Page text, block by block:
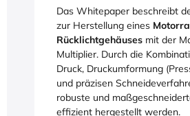
Das Whitepaper beschreibt
zur Herstellung eines
Rücklichtgehäuses mit der
Multiplier. Durch die
Druck, Druckumformung
und präzisen
robuste und
effizient hergestellt werden.